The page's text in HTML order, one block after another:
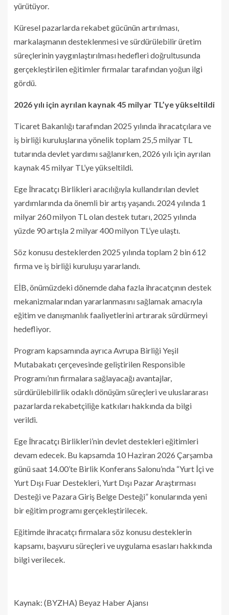
yürütüyor.
Küresel pazarlarda rekabet gücünün artırılması,
markalaşmanın desteklenmesi ve sürdürülebilir üretim
süreçlerinin yaygınlaştırılması hedefleri doğrultusunda
gerçekleştirilen eğitimler firmalar tarafından yoğun ilgi
gördü.
2026 yılı için ayrılan kaynak 45 milyar TL’ye yükseltildi
Ticaret Bakanlığı tarafından 2025 yılında ihracatçılara ve
iş birliği kuruluşlarına yönelik toplam 25,5 milyar TL
tutarında devlet yardımı sağlanırken, 2026 yılı için ayrılan
kaynak 45 milyar TL’ye yükseltildi.
Ege İhracatçı Birlikleri aracılığıyla kullandırılan devlet
yardımlarında da önemli bir artış yaşandı. 2024 yılında 1
milyar 260 milyon TL olan destek tutarı, 2025 yılında
yüzde 90 artışla 2 milyar 400 milyon TL’ye ulaştı.
Söz konusu desteklerden 2025 yılında toplam 2 bin 612
firma ve iş birliği kuruluşu yararlandı.
EİB, önümüzdeki dönemde daha fazla ihracatçının destek
mekanizmalarından yararlanmasını sağlamak amacıyla
eğitim ve danışmanlık faaliyetlerini artırarak sürdürmeyi
hedefliyor.
Program kapsamında ayrıca Avrupa Birliği Yeşil
Mutabakatı çerçevesinde geliştirilen Responsible
Programı’nın firmalara sağlayacağı avantajlar,
sürdürülebilirlik odaklı dönüşüm süreçleri ve uluslararası
pazarlarda rekabetçiliğe katkıları hakkında da bilgi
verildi.
Ege İhracatçı Birlikleri’nin devlet destekleri eğitimleri
devam edecek. Bu kapsamda 10 Haziran 2026 Çarşamba
günü saat 14.00’te Birlik Konferans Salonu’nda “Yurt İçi ve
Yurt Dışı Fuar Destekleri, Yurt Dışı Pazar Araştırması
Desteği ve Pazara Giriş Belge Desteği” konularında yeni
bir eğitim programı gerçekleştirilecek.
Eğitimde ihracatçı firmalara söz konusu desteklerin
kapsamı, başvuru süreçleri ve uygulama esasları hakkında
bilgi verilecek.
Kaynak: (BYZHA) Beyaz Haber Ajansı